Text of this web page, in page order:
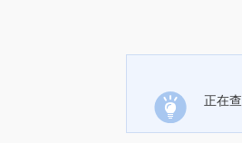
正在